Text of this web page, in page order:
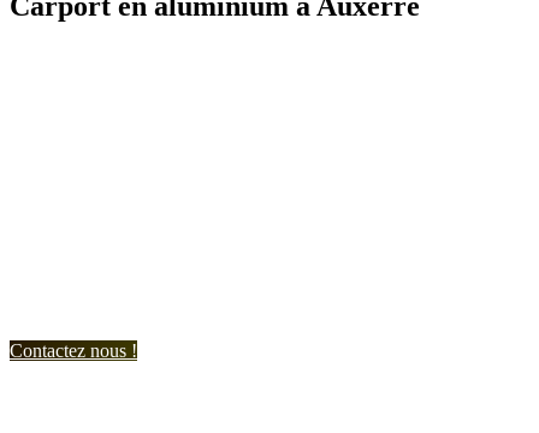
Contactez nous !